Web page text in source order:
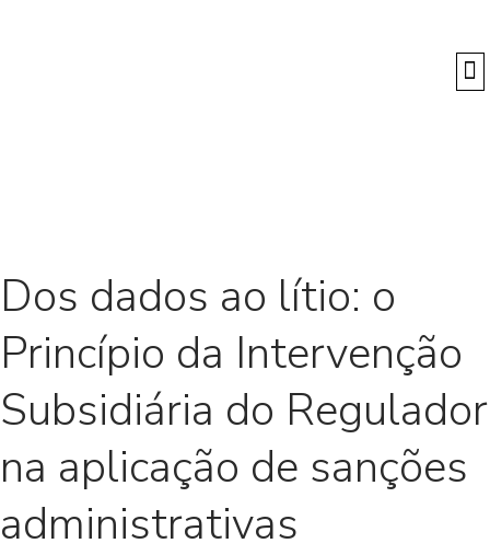
Dos dados ao lítio: o
Princípio da Intervenção
Subsidiária do Regulador
na aplicação de sanções
administrativas